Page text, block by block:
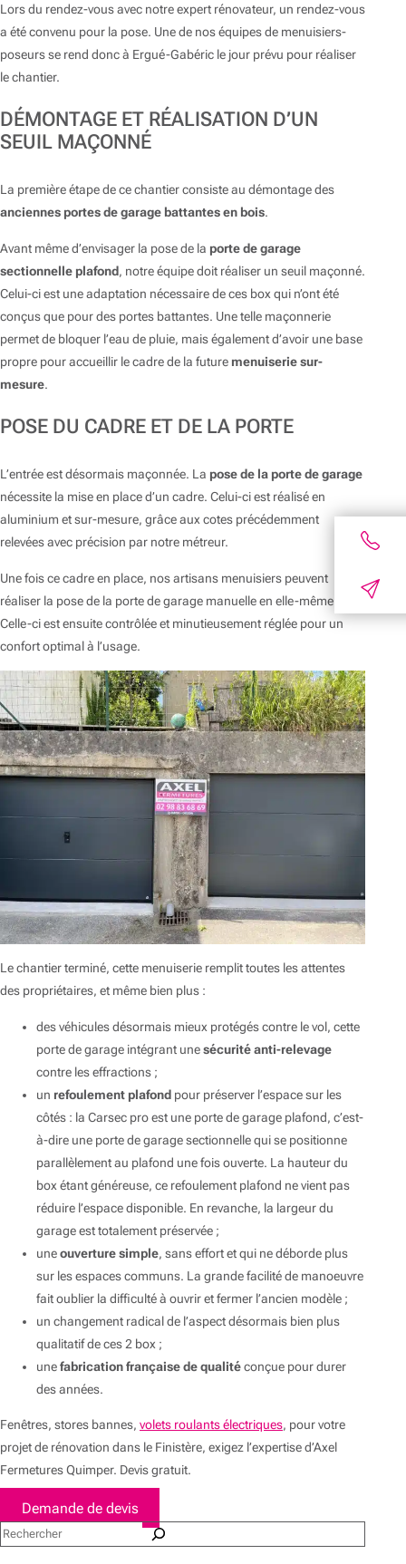
Lors du rendez-vous avec notre expert rénovateur, un rendez-vous
a été convenu pour la pose. Une de nos équipes de menuisiers-
poseurs se rend donc à Ergué-Gabéric le jour prévu pour réaliser
le chantier.
DÉMONTAGE ET RÉALISATION D’UN
SEUIL MAÇONNÉ
La première étape de ce chantier consiste au démontage des
anciennes portes de garage battantes en bois.
Avant même d’envisager la pose de la porte de garage
sectionnelle plafond, notre équipe doit réaliser un seuil maçonné.
Celui-ci est une adaptation nécessaire de ces box qui n’ont été
conçus que pour des portes battantes. Une telle maçonnerie
permet de bloquer l’eau de pluie, mais également d’avoir une base
propre pour accueillir le cadre de la future menuiserie sur-
mesure.
POSE DU CADRE ET DE LA PORTE
L’entrée est désormais maçonnée. La pose de la porte de garage
nécessite la mise en place d’un cadre. Celui-ci est réalisé en
aluminium et sur-mesure, grâce aux cotes précédemment
relevées avec précision par notre métreur.
Une fois ce cadre en place, nos artisans menuisiers peuvent
réaliser la pose de la porte de garage manuelle en elle-même.
Celle-ci est ensuite contrôlée et minutieusement réglée pour un
confort optimal à l’usage.
Le chantier terminé, cette menuiserie remplit toutes les attentes
des propriétaires, et même bien plus :
des véhicules désormais mieux protégés contre le vol, cette
porte de garage intégrant unesécurité anti-relevage
contre les effractions ;
un refoulement plafond pour préserver l’espace sur les
côtés : la Carsec pro est une porte de garage plafond, c’est-
à-dire une porte de garage sectionnelle qui se positionne
parallèlement au plafond une fois ouverte. La hauteur du
box étant généreuse, ce refoulement plafond ne vient pas
réduire l’espace disponible. En revanche, la largeur du
garage est totalement préservée ;
uneouverture simple, sans effort et qui ne déborde plus
sur les espaces communs. La grande facilité de manoeuvre
fait oublier la difficulté à ouvrir et fermer l’ancien modèle ;
un changement radical de l’aspect désormais bien plus
qualitatif de ces 2 box ;
unefabrication française de qualitéconçue pour durer
des années.
Fenêtres, stores bannes, volets roulants électriques, pour votre
projet de rénovation dans le Finistère, exigez l’expertise d’Axel
Fermetures Quimper. Devis gratuit.
Demande de devis
Rechercher